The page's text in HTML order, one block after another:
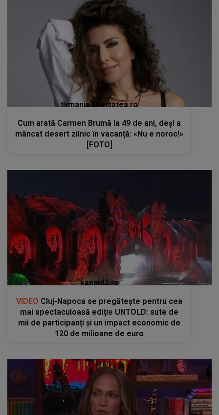
tvmania.libertatea.ro
Cum arată Carmen Brumă la 49 de ani, deși a
mâncat desert zilnic în vacanță: «Nu e noroc!»
[FOTO]
kanald2.ro
VIDEO Cluj-Napoca se pregătește pentru cea
mai spectaculoasă ediție UNTOLD: sute de
mii de participanți și un impact economic de
120 de milioane de euro